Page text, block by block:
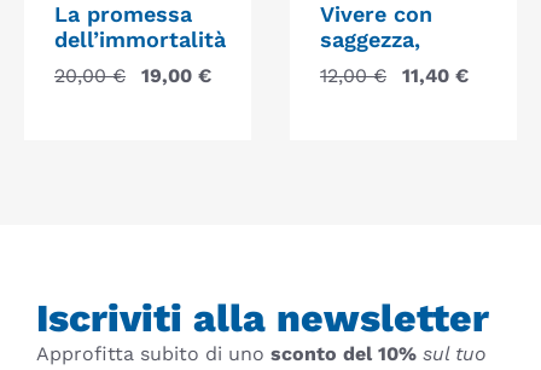
La promessa
dell’immortalità
20,00€ 19,00 €
Vivere con
saggezza,
12,00€ 11,40 €
Iscriviti alla newsletter
Approfitta subito di uno sconto del 10% sul tuo